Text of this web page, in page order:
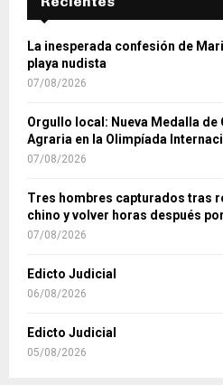
La inesperada confesión de
playa nudista
07/08/2026
Orgullo local: Nueva Medalla de
Agraria en la Olimpíada
07/08/2026
Tres hombres capturados tras
chino y volver horas después
07/08/2026
Edicto Judicial
06/08/2026
Edicto Judicial
05/08/2026